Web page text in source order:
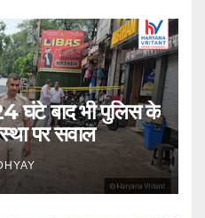
घंटे बाद भी पुलिस के
पर सवाल